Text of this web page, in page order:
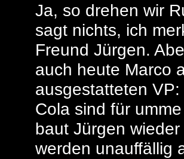
Ja, so drehen wir
sagt nichts, ich
Freund Jürgen.
auch heute Marco
ausgestatteten
Cola sind für
baut Jürgen
werden unauffällig